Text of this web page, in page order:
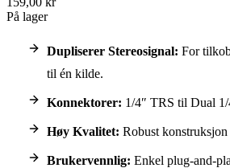
På lager
Dupliserer Stereosignal: For
til én kilde.
Konnektorer: 1/4″ TRS til Dual
Høy Kvalitet: Robust
Brukervennlig: Enkel plug-and-